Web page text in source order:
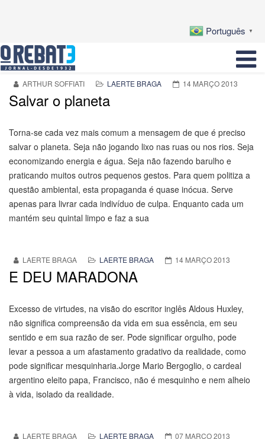
Português ▼
ARTHUR SOFFIATI LAERTE BRAGA 14 MARÇO 2013
Salvar o planeta
Torna-se cada vez mais comum a mensagem de que é preciso
salvar o planeta. Seja não jogando lixo nas ruas ou nos rios. Seja
economizando energia e água. Seja não fazendo barulho e
praticando muitos outros pequenos gestos. Para quem politiza a
questão ambiental, esta propaganda é quase inócua. Serve
apenas para livrar cada indivíduo de culpa. Enquanto cada um
mantém seu quintal limpo e faz a sua
LAERTE BRAGA LAERTE BRAGA 14 MARÇO 2013
E DEU MARADONA
Excesso de virtudes, na visão do escritor inglês Aldous Huxley,
não significa compreensão da vida em sua essência, em seu
sentido e em sua razão de ser. Pode significar orgulho, pode
levar a pessoa a um afastamento gradativo da realidade, como
pode significar mesquinharia.Jorge Mario Bergoglio, o cardeal
argentino eleito papa, Francisco, não é mesquinho e nem alheio
à vida, isolado da realidade.
LAERTE BRAGA LAERTE BRAGA 07 MARÇO 2013